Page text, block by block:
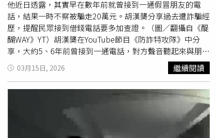
己不會跟詐騙集團周旋，笑說「我會被騙」，結果再被虧
「太愛講話，詐騙集團掛不掉。」笑翻全場。談到角色關係
建立，導演蔡銀娟透露曾敬驊試著跟片中演他阿嬤的演員交
換Line，以利討論演出，結果竟遭對方拒絕，表示現場討論
就好，笑說這可能是曾敬驊「第一次被拒絕」，曾敬驊笑
說：「都是交流啦，就可能我阿嬤不想用通訊軟體。」
他近日透露，其實早在數年前就曾接到一通假冒朋友的電
話，結果一時不察被騙走20萬元。胡漢龑分享過去遭詐騙經
歷，提醒民眾接到借錢電話要多加查證。（圖／翻攝自《醍
醐WAY》YT）胡漢龑在YouTube節目《防詐特攻隊》中分
享，大約5、6年前曾接到一通電話，對方聲音聽起來與朋友
十分相似，但電話號碼與平時不同。對方表示急需資金周
轉，開口借20萬元，他當時沒有多想，便立即轉帳。隔天對
方再次來電，聲稱資金缺口其實需要70萬元，還差50萬
元，希望他再匯款，並承諾隔天會連本帶利歸還。胡漢龑表
示，自己當時已經準備好50萬元，甚至差點到銀行匯款。不
過，他事後越想越不對勁，於是致電朋友的老闆詢問情況，
對方一聽便提醒可能遭遇詐騙。胡漢龑才驚覺上當，隨即回
03月15日, 2026 繼續閱讀